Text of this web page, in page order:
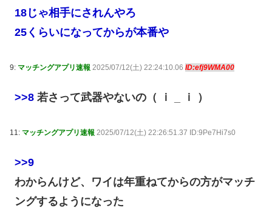
18じゃ相手にされんやろ
25くらいになってからが本番や
9: マッチングアプリ速報 2025/07/12(土) 22:24:10.06 ID:efj9WMA00
>>8 若さって武器やないの（ ｉ _ ｉ ）
11: マッチングアプリ速報 2025/07/12(土) 22:26:51.37 ID:9Pe7Hi7s0
>>9
わからんけど、ワイは年重ねてからの方がマッチ
ングするようになった